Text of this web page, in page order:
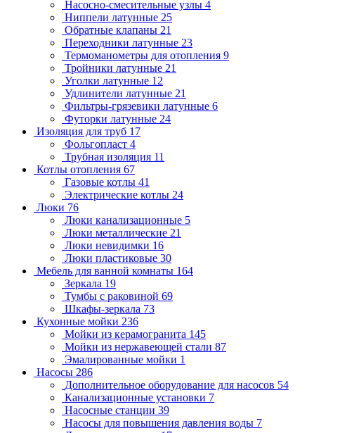
Насосно-смесительные узлы 4
Ниппели латунные 25
Обратные клапаны 21
Переходники латунные 23
Термоманометры для отопления 9
Тройники латунные 21
Уголки латунные 12
Удлинители латунные 21
Фильтры-грязевики латунные 6
Футорки латунные 24
Изоляция для труб 17
Фольгопласт 4
Трубная изоляция 11
Котлы отопления 67
Газовые котлы 41
Электрические котлы 24
Люки 76
Люки канализационные 5
Люки металлические 21
Люки невидимки 16
Люки пластиковые 30
Мебель для ванной комнаты 164
Зеркала 19
Тумбы с раковиной 69
Шкафы-зеркала 73
Кухонные мойки 236
Мойки из керамогранита 145
Мойки из нержавеющей стали 87
Эмалированные мойки 1
Насосы 286
Дополнительное оборудование для насосов 54
Канализационные установки 7
Насосные станции 39
Насосы для повышения давления воды 7